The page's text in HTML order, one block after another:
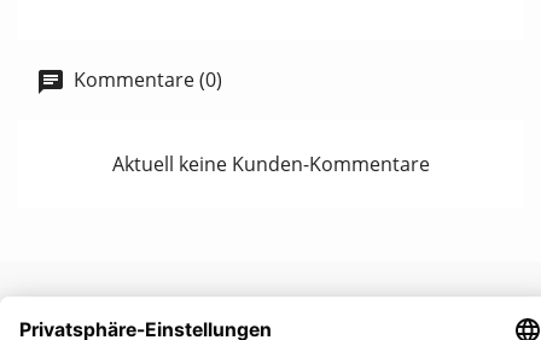
Kommentare (0)
Aktuell keine Kunden-Kommentare